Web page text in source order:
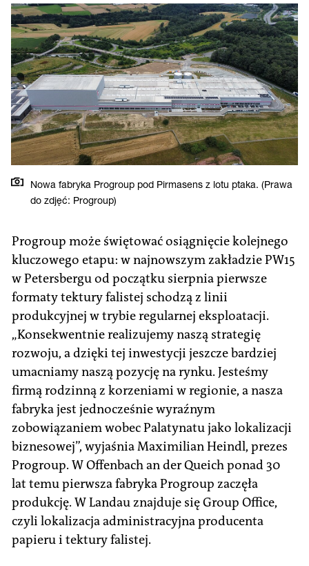
Nowa fabryka Progroup pod Pirmasens z lotu ptaka. (Prawa
do zdjęć: Progroup)
Progroup może świętować osiągnięcie kolejnego
kluczowego etapu: w najnowszym zakładzie PW15
w Petersbergu od początku sierpnia pierwsze
formaty tektury falistej schodzą z linii
produkcyjnej w trybie regularnej eksploatacji.
„Konsekwentnie realizujemy naszą strategię
rozwoju, a dzięki tej inwestycji jeszcze bardziej
umacniamy naszą pozycję na rynku. Jesteśmy
firmą rodzinną z korzeniami w regionie, a nasza
fabryka jest jednocześnie wyraźnym
zobowiązaniem wobec Palatynatu jako lokalizacji
biznesowej”, wyjaśnia Maximilian Heindl, prezes
Progroup. W Offenbach an der Queich ponad 30
lat temu pierwsza fabryka Progroup zaczęła
produkcję. W Landau znajduje się Group Office,
czyli lokalizacja administracyjna producenta
papieru i tektury falistej.